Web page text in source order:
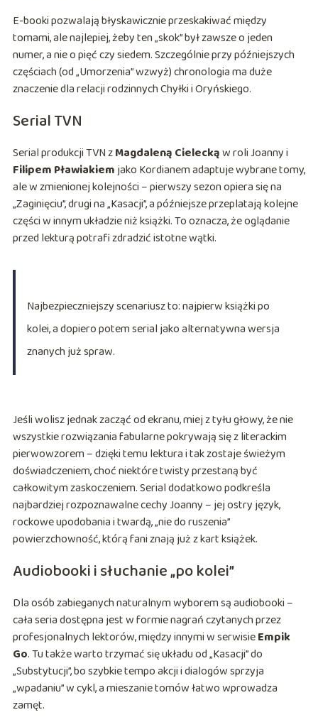
E-booki pozwalają błyskawicznie przeskakiwać między
tomami, ale najlepiej, żeby ten „skok” był zawsze o jeden
numer, a nie o pięć czy siedem. Szczególnie przy późniejszych
częściach (od „Umorzenia” wzwyż) chronologia ma duże
znaczenie dla relacji rodzinnych Chyłki i Oryńskiego.
Serial TVN
Serial produkcji TVN zMagdaleną Cieleckąw roli Joanny i
Filipem Pławiakiemjako Kordianem adaptuje wybrane tomy,
ale w zmienionej kolejności – pierwszy sezon opiera się na
„Zaginięciu”, drugi na „Kasacji”, a późniejsze przeplatają kolejne
części w innym układzie niż książki. To oznacza, że oglądanie
przed lekturą potrafi zdradzić istotne wątki.
Najbezpieczniejszy scenariusz to: najpierw książki po
kolei, a dopiero potem serial jako alternatywna wersja
znanych już spraw.
Jeśli wolisz jednak zacząć od ekranu, miej z tyłu głowy, że nie
wszystkie rozwiązania fabularne pokrywają się z literackim
pierwowzorem – dzięki temu lektura i tak zostaje świeżym
doświadczeniem, choć niektóre twisty przestaną być
całkowitym zaskoczeniem. Serial dodatkowo podkreśla
najbardziej rozpoznawalne cechy Joanny – jej ostry język,
rockowe upodobania i twardą, „nie do ruszenia”
powierzchowność, którą fani znają już z kart książek.
Audiobooki i słuchanie „po kolei”
Dla osób zabieganych naturalnym wyborem są audiobooki –
cała seria dostępna jest w formie nagrań czytanych przez
profesjonalnych lektorów, między innymi w serwisieEmpik
Go. Tu także warto trzymać się układu od „Kasacji” do
„Substytucji”, bo szybkie tempo akcji i dialogów sprzyja
„wpadaniu” w cykl, a mieszanie tomów łatwo wprowadza
zamęt.